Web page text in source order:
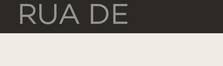
RUA DE